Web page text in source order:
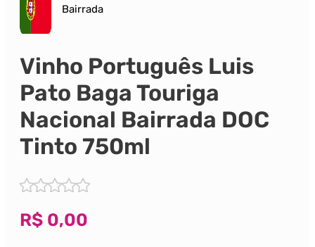
Bairrada
Vinho Português Luis
Pato Baga Touriga
Nacional Bairrada DOC
Tinto 750ml
R$ 0,00